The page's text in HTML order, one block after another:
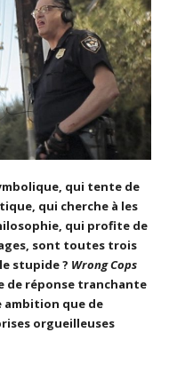
qui tente de
qui cherche à les
qui profite de
sont toutes trois
stupide ? Wrong Cops
de réponse tranchante
ambition que de
orgueilleuses